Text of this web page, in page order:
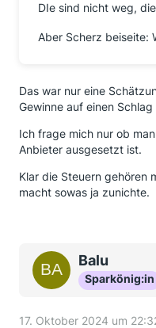
DIe sind nicht weg,
Aber Scherz beiseite:
Das war nur eine
Gewinne auf einen
Ich frage mich nur ob
Anbieter ausgesetzt ist.
Klar die Steuern gehören
macht sowas ja zunichte.
Balu
Sparkönig:in
17. Oktober 2024 um